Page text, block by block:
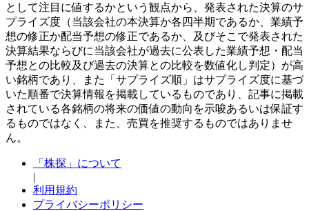
として注目に値するかという観点から、発表された決算のサ
プライズ度（当該会社の本決算か各四半期であるか、業績予
想の修正か配当予想の修正であるか、及びそこで発表された
決算結果ならびに当該会社が過去に公表した業績予想・配当
予想との比較及び過去の決算との比較を数値化し判定）が高
い銘柄であり、また「サプライズ順」はサプライズ度に基づ
いた順番で決算情報を掲載しているものであり、記事に掲載
されている各銘柄の将来の価値の動向を示唆あるいは保証す
るものではなく、また、売買を推奨するものではありませ
ん。
「株探」について
|
利用規約
プライバシーポリシー